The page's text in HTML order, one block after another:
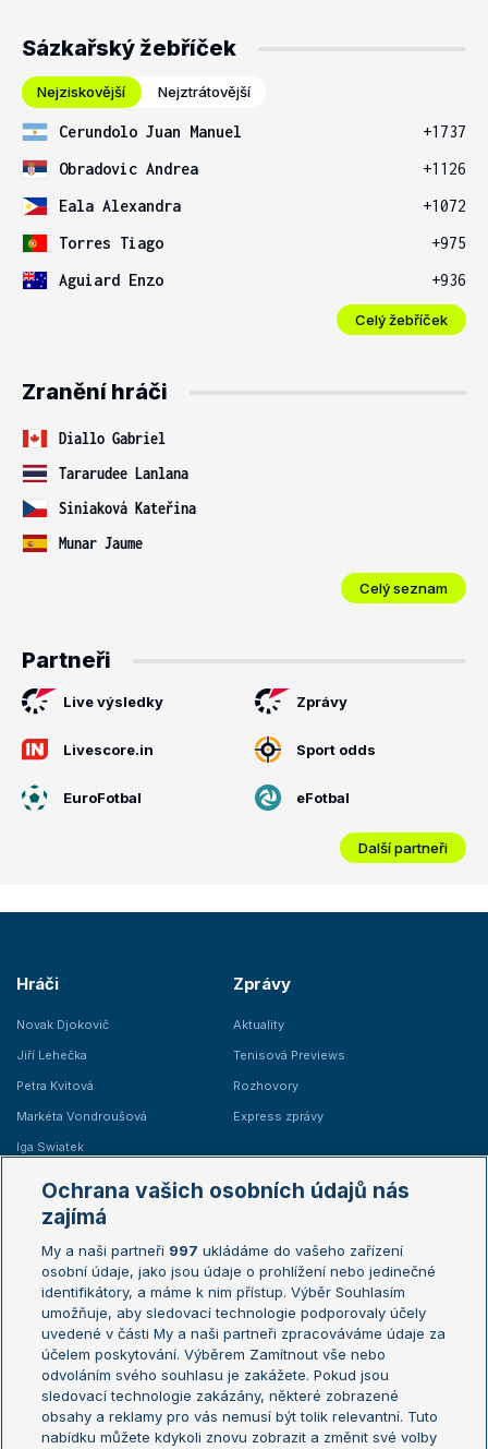
Sázkařský žebříček
Nejziskovější Nejztrátovější
Cerundolo Juan Manuel
+1737
Obradovic Andrea
+1126
Eala Alexandra
+1072
Torres Tiago
+975
Aguiard Enzo
+936
Celý žebříček
Zranění hráči
Diallo Gabriel
Tararudee Lanlana
Siniaková Kateřina
Munar Jaume
Celý seznam
Partneři
Live výsledky Zprávy
Livescore.in Sport odds
EuroFotbal eFotbal
Další partneři
Hráči
Novak Djokovič
Jiří Lehečka
Petra Kvitová
Markéta Vondroušová
Iga Swiatek
Zprávy
Aktuality
Tenisová Previews
Rozhovory
Express zprávy
Žebříčky
Žebříček ATP (muži)
Žebříček WTA (ženy)
Sázkařský žebříček
Australian Open
French Open
Wimbledon
US Open
Turnaj mistrů
Turnaj mistryň
Aktualní trendy
Ochrana vašich osobních údajů nás
zajímá
My a naši partneři 997 ukládáme do vašeho zařízení
osobní údaje, jako jsou údaje o prohlížení nebo jedinečné
identifikátory, a máme k nim přístup. Výběr Souhlasím
umožňuje, aby sledovací technologie podporovaly účely
uvedené v části My a naši partneři zpracováváme údaje za
účelem poskytování. Výběrem Zamítnout vše nebo
odvoláním svého souhlasu je zakážete. Pokud jsou
sledovací technologie zakázány, některé zobrazené
obsahy a reklamy pro vás nemusí být tolik relevantní. Tuto
nabídku můžete kdykoli znovu zobrazit a změnit své volby